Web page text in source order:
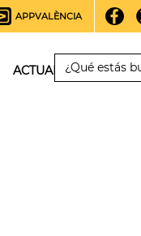
APPVALÈNCIA
ACTUALIDAD